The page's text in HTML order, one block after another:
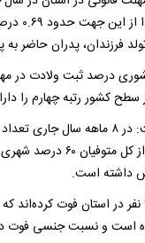
در
فرزندان، پدران حاضر
کشور رتبه چهارم را